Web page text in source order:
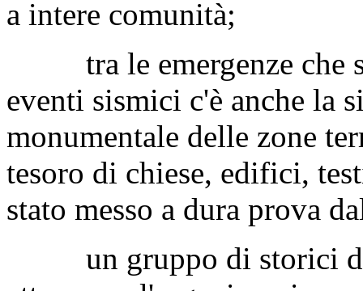
a intere comunità;
tra le emergenze che si
eventi sismici c'è anche la
monumentale delle zone
tesoro di chiese, edifici,
stato messo a dura prova
un gruppo di storici